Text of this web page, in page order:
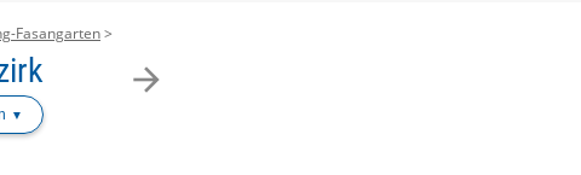
arrow_forward
Fasangarten